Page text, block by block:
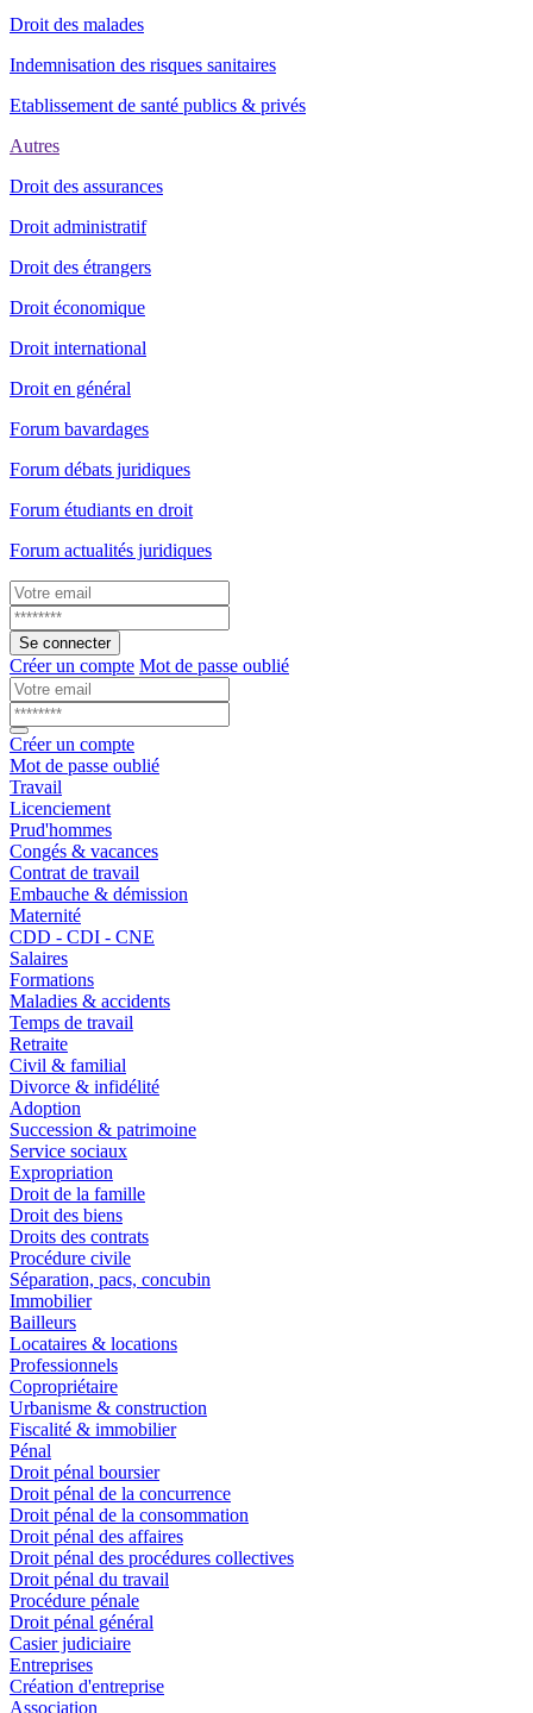
Droit des malades
Indemnisation des risques sanitaires
Etablissement de santé publics & privés
Autres
Droit des assurances
Droit administratif
Droit des étrangers
Droit économique
Droit international
Droit en général
Forum bavardages
Forum débats juridiques
Forum étudiants en droit
Forum actualités juridiques
Se connecter
Créer un compte Mot de passe oublié
Créer un compte
Mot de passe oublié
Travail
Licenciement
Prud'hommes
Congés & vacances
Contrat de travail
Embauche & démission
Maternité
CDD - CDI - CNE
Salaires
Formations
Maladies & accidents
Temps de travail
Retraite
Civil & familial
Divorce & infidélité
Adoption
Succession & patrimoine
Service sociaux
Expropriation
Droit de la famille
Droit des biens
Droits des contrats
Procédure civile
Séparation, pacs, concubin
Immobilier
Bailleurs
Locataires & locations
Professionnels
Copropriétaire
Urbanisme & construction
Fiscalité & immobilier
Pénal
Droit pénal boursier
Droit pénal de la concurrence
Droit pénal de la consommation
Droit pénal des affaires
Droit pénal des procédures collectives
Droit pénal du travail
Procédure pénale
Droit pénal général
Casier judiciaire
Entreprises
Création d'entreprise
Association